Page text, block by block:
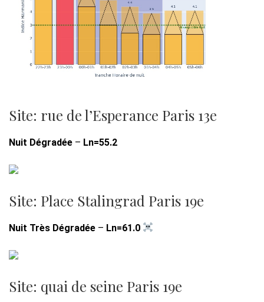
Site: rue de l’Esperance Paris 13e
Nuit Dégradée – Ln=55.2
Site: Place Stalingrad Paris 19e
Nuit Très Dégradée – Ln=61.0
Site: quai de seine Paris 19e